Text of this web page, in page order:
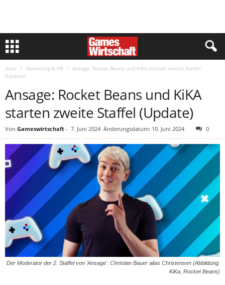
Start Marketing & PR
Ansage: Rocket Beans und KiKA starten zweite Staffel
(Update)
Ansage: Rocket Beans und KiKA
starten zweite Staffel (Update)
Von Gameswirtschaft - 7. Juni 2024 Änderungsdatum: 10. Juni 2024 0
Der Moderator der 2. Staffel von 'Ansage': Christian Bauer alias Christensen (Abbildung:
KiKa, Rocket Beans)